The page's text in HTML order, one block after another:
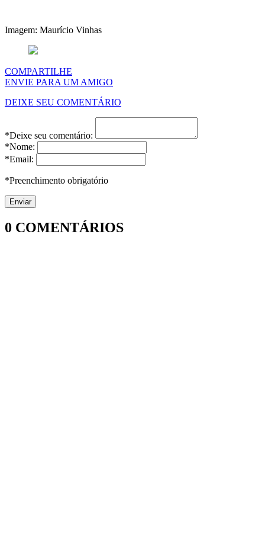
Imagem: Maurício Vinhas
COMPARTILHE
ENVIE PARA UM AMIGO
DEIXE SEU COMENTÁRIO
*Deixe seu comentário:
*Nome:
*Email:
*Preenchimento obrigatório
0 COMENTÁRIOS